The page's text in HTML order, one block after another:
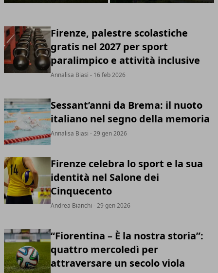
Firenze, palestre scolastiche
gratis nel 2027 per sport
paralimpico e attività inclusive
Annalisa Biasi - 16 feb 2026
Sessant’anni da Brema: il nuoto
italiano nel segno della memoria
Annalisa Biasi - 29 gen 2026
Firenze celebra lo sport e la sua
identità nel Salone dei
Cinquecento
Andrea Bianchi - 29 gen 2026
“Fiorentina – È la nostra storia”:
quattro mercoledì per
attraversare un secolo viola